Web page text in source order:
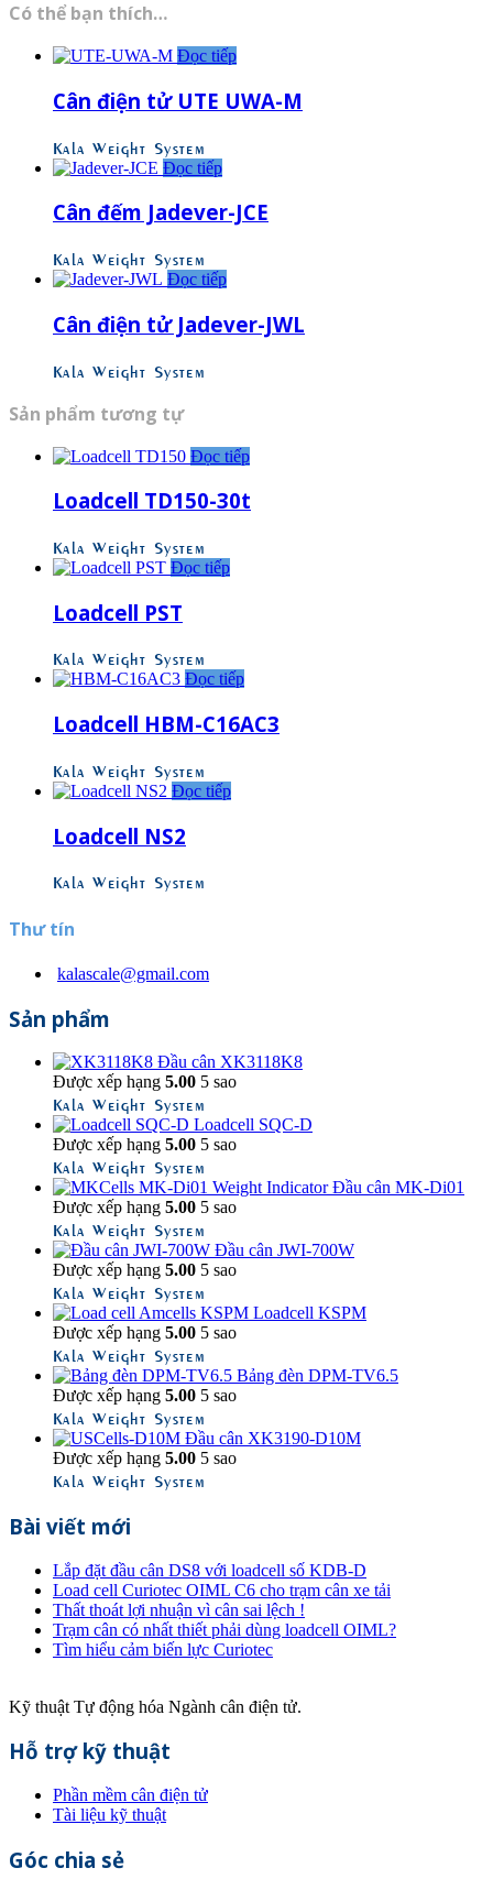
Có thể bạn thích…
Đọc tiếp
Cân điện tử UTE UWA-M
Kala Weight System
Đọc tiếp
Cân đếm Jadever-JCE
Kala Weight System
Đọc tiếp
Cân điện tử Jadever-JWL
Kala Weight System
Sản phẩm tương tự
Đọc tiếp
Loadcell TD150-30t
Kala Weight System
Đọc tiếp
Loadcell PST
Kala Weight System
Đọc tiếp
Loadcell HBM-C16AC3
Kala Weight System
Đọc tiếp
Loadcell NS2
Kala Weight System
Thư tín
kalascale@gmail.com
Sản phẩm
Đầu cân XK3118K8
Được xếp hạng 5.00 5 sao
Kala Weight System
Loadcell SQC-D
Được xếp hạng 5.00 5 sao
Kala Weight System
Đầu cân MK-Di01
Được xếp hạng 5.00 5 sao
Kala Weight System
Đầu cân JWI-700W
Được xếp hạng 5.00 5 sao
Kala Weight System
Loadcell KSPM
Được xếp hạng 5.00 5 sao
Kala Weight System
Bảng đèn DPM-TV6.5
Được xếp hạng 5.00 5 sao
Kala Weight System
Đầu cân XK3190-D10M
Được xếp hạng 5.00 5 sao
Kala Weight System
Bài viết mới
Lắp đặt đầu cân DS8 với loadcell số KDB-D
Load cell Curiotec OIML C6 cho trạm cân xe tải
Thất thoát lợi nhuận vì cân sai lệch !
Trạm cân có nhất thiết phải dùng loadcell OIML?
Tìm hiểu cảm biến lực Curiotec
Kỹ thuật Tự động hóa Ngành cân điện tử.
Hỗ trợ kỹ thuật
Phần mềm cân điện tử
Tài liệu kỹ thuật
Góc chia sẻ